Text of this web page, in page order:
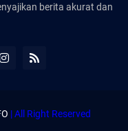
berita akurat dan
| All Right Reserved